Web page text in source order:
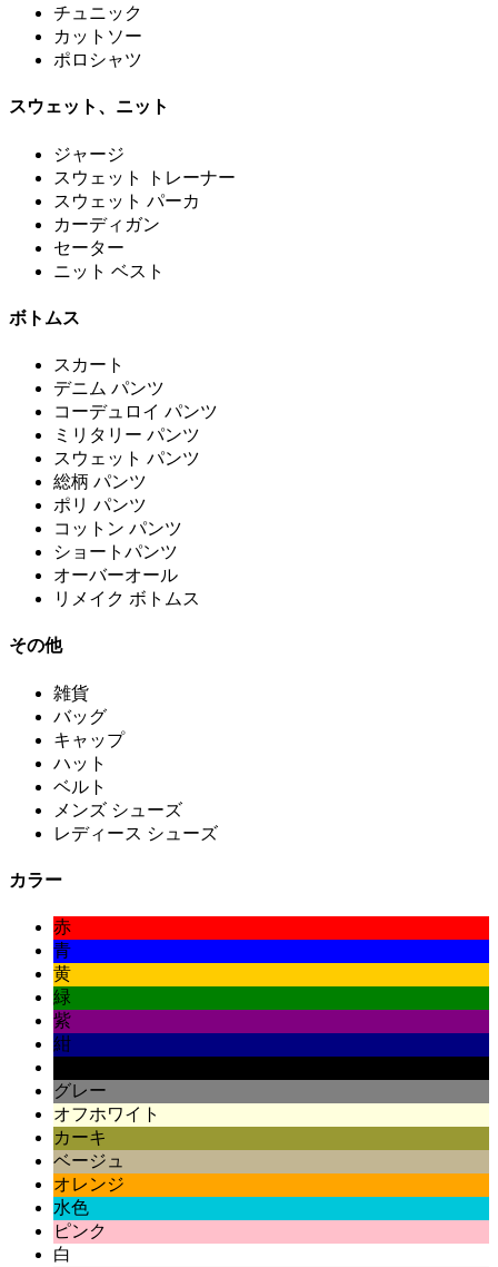
チュニック
カットソー
ポロシャツ
スウェット、ニット
ジャージ
スウェット トレーナー
スウェット パーカ
カーディガン
セーター
ニット ベスト
ボトムス
スカート
デニム パンツ
コーデュロイ パンツ
ミリタリー パンツ
スウェット パンツ
総柄 パンツ
ポリ パンツ
コットン パンツ
ショートパンツ
オーバーオール
リメイク ボトムス
その他
雑貨
バッグ
キャップ
ハット
ベルト
メンズ シューズ
レディース シューズ
カラー
赤
青
黄
緑
紫
紺
グレー
オフホワイト
カーキ
ベージュ
オレンジ
水色
ピンク
白